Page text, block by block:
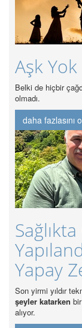
Özel
Özel
daha fazlasını
Güncel
Sağlık
Analizi
daha fazlasını